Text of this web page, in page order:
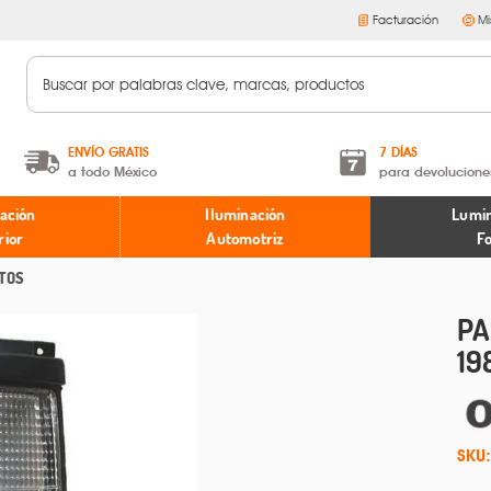
Facturación
ENVÍO GRATIS
a todo México
A partir de $599 MXN.
* Aplican restricciones
7 DÍAS
para
Términos y condiciones
Políticas de devoluciones
Iluminación
Automotriz
SKU: